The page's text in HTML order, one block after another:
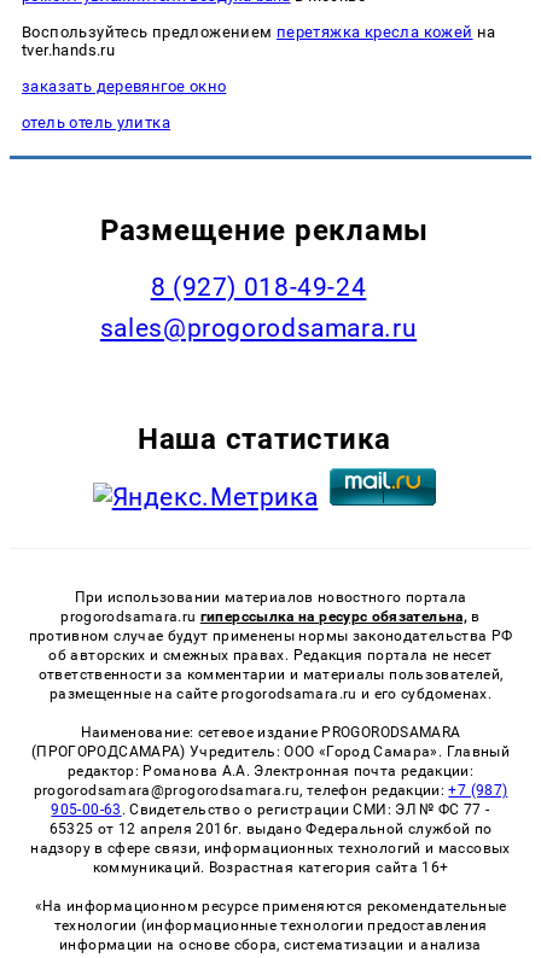
Воспользуйтесь предложением перетяжка кресла кожей на
tver.hands.ru
заказать деревянгое окно
отель отель улитка
Размещение рекламы
8 (927) 018-49-24
sales@progorodsamara.ru
Наша статистика
При использовании материалов новостного портала
progorodsamara.ru гиперссылка на ресурс обязательна, в
противном случае будут применены нормы законодательства РФ
об авторских и смежных правах. Редакция портала не несет
ответственности за комментарии и материалы пользователей,
размещенные на сайте progorodsamara.ru и его субдоменах.
Наименование: сетевое издание PROGORODSAMARA
(ПРОГОРОДСАМАРА) Учредитель: ООО «Город Самара». Главный
редактор: Романова А.А. Электронная почта редакции:
progorodsamara@progorodsamara.ru, телефон редакции:+7 (987)
905-00-63 . Свидетельство о регистрации СМИ: ЭЛ № ФС 77 -
65325 от 12 апреля 2016г. выдано Федеральной службой по
надзору в сфере связи, информационных технологий и массовых
коммуникаций. Возрастная категория сайта 16+
«На информационном ресурсе применяются рекомендательные
технологии (информационные технологии предоставления
информации на основе сбора, систематизации и анализа